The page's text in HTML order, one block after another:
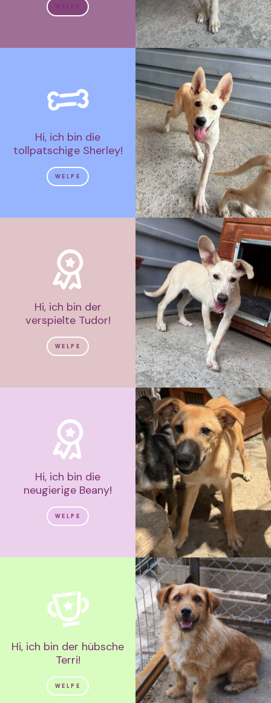
Hi, ich bin die
tollpatschige Sherley!
WELPE
Hi, ich bin der
verspielte Tudor!
WELPE
Hi, ich bin die
neugierige Beany!
WELPE
Hi, ich bin der hübsche
Terri!
WELPE